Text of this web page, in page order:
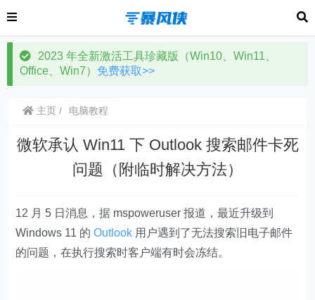
2023 年全新激活工具珍藏版（Win10、Win11、
Office、Win7） 免费获取>>
主页 电脑教程
微软承认 Win11 下 Outlook 搜索邮件卡死
问题（附临时解决方法）
12 月 5 日消息，据 mspoweruser 报道，最近升级到
Windows 11 的Outlook 用户遇到了无法搜索旧电子邮件
的问题 ，在执行搜索时客户端有时会冻结。